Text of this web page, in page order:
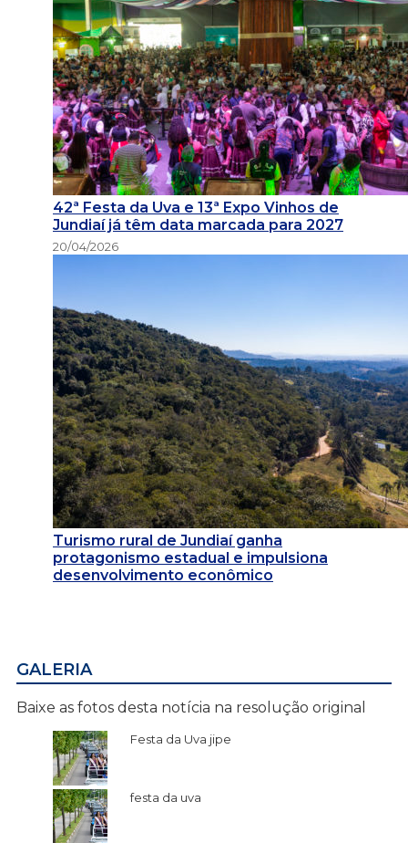
42ª Festa da Uva e 13ª Expo Vinhos de
Jundiaí já têm data marcada para 2027
20/04/2026
Turismo rural de Jundiaí ganha
protagonismo estadual e impulsiona
desenvolvimento econômico
GALERIA
Baixe as fotos desta notícia na resolução original
Festa da Uva jipe
festa da uva